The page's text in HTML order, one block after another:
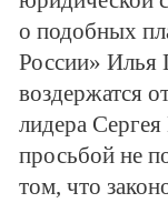
о подобных
России» Илья
воздержатся
лидера
просьбой не
том, что